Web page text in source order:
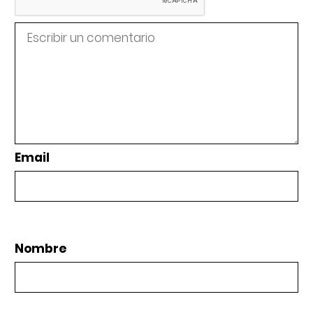
Email
Nombre